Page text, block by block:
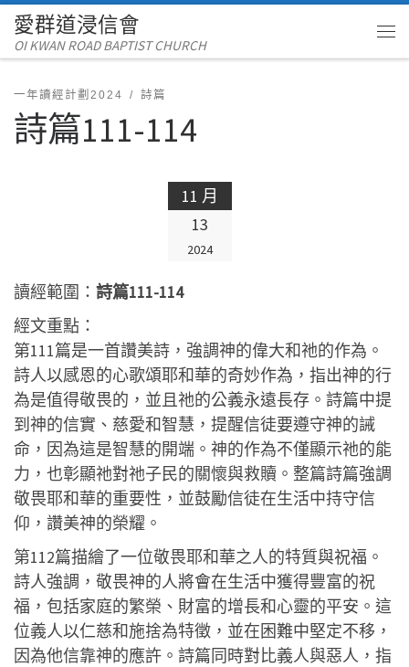
Skip to content
愛群道浸信會
OI KWAN ROAD BAPTIST CHURCH
一年讀經計劃2024 詩篇
詩篇111-114
11 月
13
2024
讀經範圍： 詩篇111-114
經文重點：
第111篇是一首讚美詩，強調神的偉大和祂的作為。
詩人以感恩的心歌頌耶和華的奇妙作為，指出神的行
為是值得敬畏的，並且祂的公義永遠長存。詩篇中提
到神的信實、慈愛和智慧，提醒信徒要遵守神的誡
命，因為這是智慧的開端。神的作為不僅顯示祂的能
力，也彰顯祂對祂子民的關懷與救贖。整篇詩篇強調
敬畏耶和華的重要性，並鼓勵信徒在生活中持守信
仰，讚美神的榮耀。
第112篇描繪了一位敬畏耶和華之人的特質與祝福。
詩人強調，敬畏神的人將會在生活中獲得豐富的祝
福，包括家庭的繁榮、財富的增長和心靈的平安。這
位義人以仁慈和施捨為特徵，並在困難中堅定不移，
因為他信靠神的應許。詩篇同時對比義人與惡人，指